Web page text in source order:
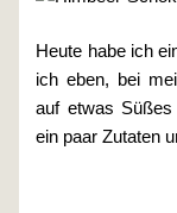
Heute habe ich
ich eben, bei
auf etwas
ein paar Zutaten